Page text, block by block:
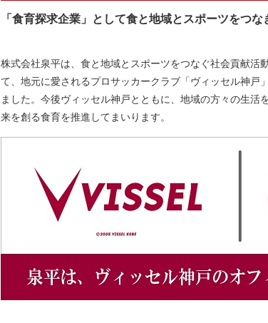
「食育探求企業」として食と地域とスポーツをつな
株式会社泉平は、食と地域とスポーツをつなぐ社会貢献活
て、地元に愛されるプロサッカークラブ「ヴィッセル神戸
ました。今後ヴィッセル神戸とともに、地域の方々の生活
来を創る食育を推進してまいります。